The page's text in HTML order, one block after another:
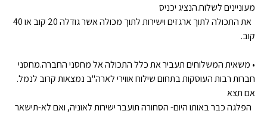
מעוניינים לשלוח.הנציג יכניס
את התכולה לתוך ארגזים וישירות לתוך מכולה אשר גודלה 20 קוב או 40
קוב.
• משאית המשלוחים תעביר את כלל התכולה אל מחסני החברה.מחסני
חברות רבות העוסקות בתחום שילוח אווירי לארה"ב נמצאות קרוב לנמל.
אם תצא
הפלגה כבר באותו היום- הסחורה תועבר ישירות לאוניה, ואם לא-תישאר